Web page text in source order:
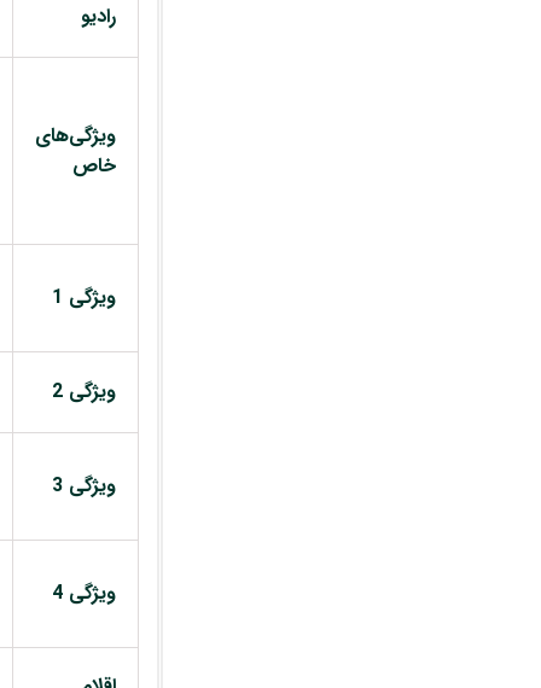
رادیو
ویژگی‌های
خاص
ویژگی 1
ویژگی 2
ویژگی 3
ویژگی 4